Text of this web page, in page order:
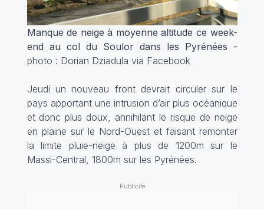
Manque de neige à moyenne altitude ce week-
end au col du Soulor dans les Pyrénées -
photo : Dorian Dziadula via Facebook
Jeudi un nouveau front devrait circuler sur le
pays apportant une intrusion d’air plus océanique
et donc plus doux, annihilant le risque de neige
en plaine sur le Nord-Ouest et faisant remonter
la limite pluie-neige à plus de 1200m sur le
Massi-Central, 1800m sur les Pyrénées.